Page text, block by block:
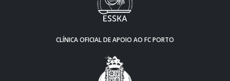
CLÍNICA OFICIAL DE APOIO AO FC PORTO